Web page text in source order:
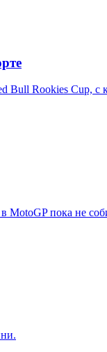
Bull Rookies Cup, с
MotoGP пока не